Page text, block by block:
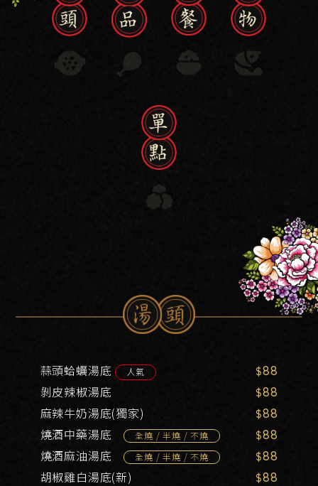
蒜頭蛤蠣湯底 人氣 88
剝皮辣椒湯底 88
麻辣牛奶湯底(獨家) 88
燒酒中藥湯底 全燒 / 半燒 / 不燒 88
燒酒麻油湯底 全燒 / 半燒 / 不燒 88
胡椒雞白湯底(新) 88